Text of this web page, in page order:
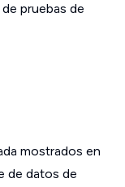
pruebas de
mostrados en
de datos de